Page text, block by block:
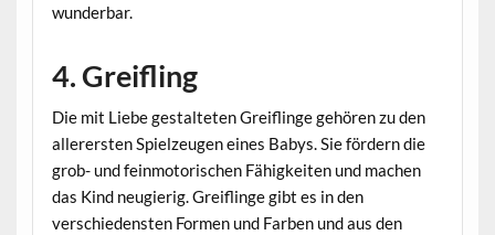
wunderbar.
4. Greifling
Die mit Liebe gestalteten Greiflinge gehören zu den
allerersten Spielzeugen eines Babys. Sie fördern die
grob- und feinmotorischen Fähigkeiten und machen
das Kind neugierig. Greiflinge gibt es in den
verschiedensten Formen und Farben und aus den